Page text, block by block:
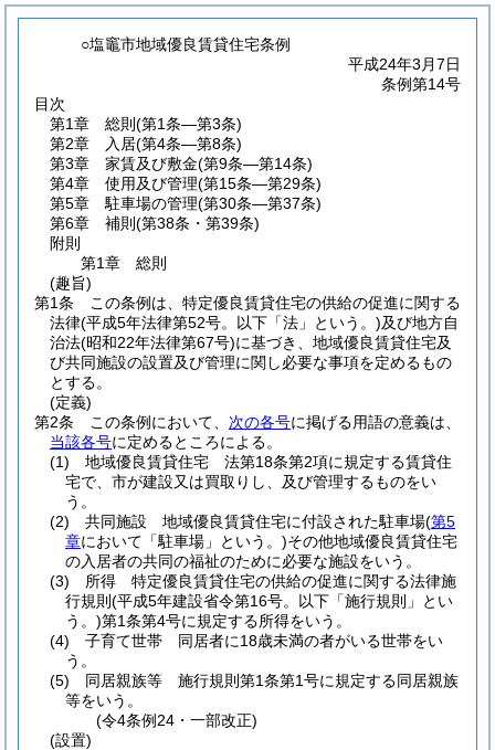
○塩竈市地域優良賃貸住宅条例
平成24年3月7日
条例第14号
目次
第1章
総則 (第1条―第3条)
第2章
入居(第4条―第8条)
第3章
家賃及び敷金(第9条―第14条)
第4章
使用及び管理(第15条―第29条)
第5章
駐車場の管理(第30条―第37条)
第6章
補則 (第38条・第39条)
附則
第1章
総則
(趣旨)
第1条
この条例は、特定優良賃貸住宅の供給の促進に関する
法律(平成5年法律第52号。以下「法」という。)及び地方自
治法(昭和22年法律第67号)に基づき、地域優良賃貸住宅及
び共同施設の設置及び管理に関し必要な事項を定めるもの
とする。
(定義)
第2条
この条例において、 次の各号に掲げる用語の意義は、
当該各号に定めるところによる。
(1)
地域優良賃貸住宅 法第18条第2項に規定する賃貸住
宅で、市が建設又は買取りし、及び管理するものをい
う。
(2)
共同施設 地域優良賃貸住宅に付設された駐車場(第5
章において「駐車場」という。)その他地域優良賃貸住宅
の入居者の共同の福祉のために必要な施設をいう。
(3)
所得 特定優良賃貸住宅の供給の促進に関する法律施
行規則 (平成5年建設省令第16号。以下「施行規則」とい
う。)第1条第4号に規定する所得をいう。
(4)
子育て世帯 同居者に18歳未満の者がいる世帯をい
う。
(5)
同居親族等 施行規則第1条第1号に規定する同居親族
等をいう。
(令4条例24・一部改正)
(設置)